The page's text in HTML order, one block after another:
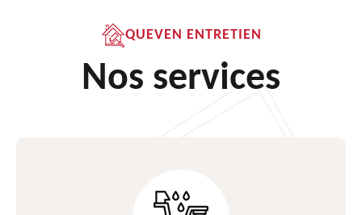
QUEVEN ENTRETIEN
Nos services